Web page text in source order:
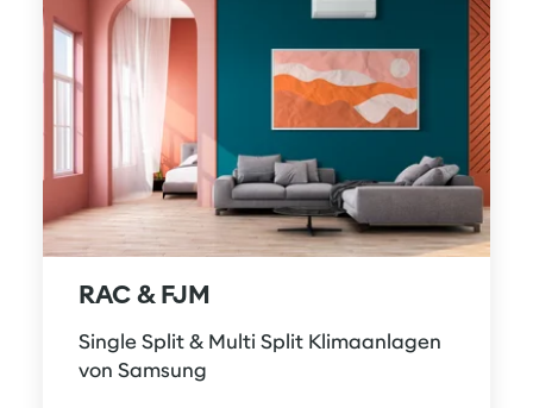
RAC & FJM
Single Split & Multi Split Klimaanlagen
von Samsung